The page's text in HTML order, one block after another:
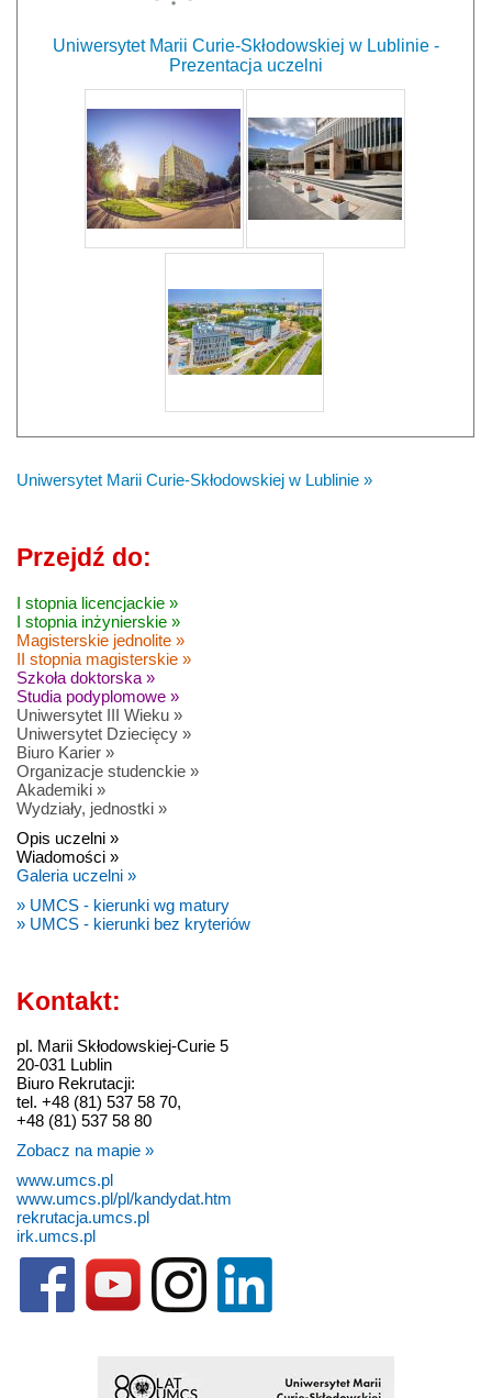
Uniwersytet Marii Curie-Skłodowskiej w Lublinie -
Prezentacja uczelni
Uniwersytet Marii Curie-Skłodowskiej w Lublinie »
Przejdź do:
I stopnia licencjackie »
I stopnia inżynierskie »
Magisterskie jednolite »
II stopnia magisterskie »
Szkoła doktorska »
Studia podyplomowe »
Uniwersytet III Wieku »
Uniwersytet Dziecięcy »
Biuro Karier »
Organizacje studenckie »
Akademiki »
Wydziały, jednostki »
Opis uczelni »
Wiadomości »
Galeria uczelni »
» UMCS - kierunki wg matury
» UMCS - kierunki bez kryteriów
Kontakt:
pl. Marii Skłodowskiej-Curie 5
20-031 Lublin
Biuro Rekrutacji:
tel. +48 (81) 537 58 70,
+48 (81) 537 58 80
Zobacz na mapie »
www.umcs.pl
www.umcs.pl/pl/kandydat.htm
rekrutacja.umcs.pl
irk.umcs.pl